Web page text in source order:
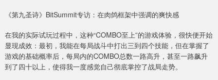
《第九圣诗》BitSummit专访：在肉鸽框架中强调的爽快感
在我的实际试玩过程中，这种“COMBO至上”的游戏体验，很快便开始
显现成效：最初，我能在每局战斗中打出三到四个技能，但在掌握了
游戏的基础概率后，每局内的COMBO总数一路高升，甚至一路飙升
到了四十以上，使得我一度感觉自己彻底掌控了战局走势。